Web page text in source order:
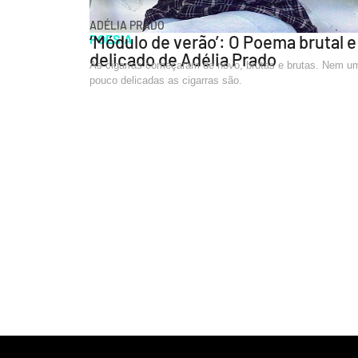
ADÉLIA PRADO
POESIA
‘Módulo de verão’: O Poema brutal e
delicado de Adélia Prado
As cigarras começaram de novo, brutas e brutas. Nem
pouco delicadas as cigarras são.